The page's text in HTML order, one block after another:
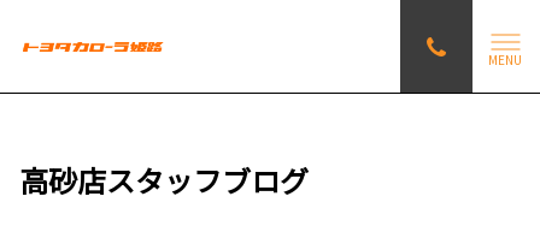
MENU
高砂店スタッフブログ